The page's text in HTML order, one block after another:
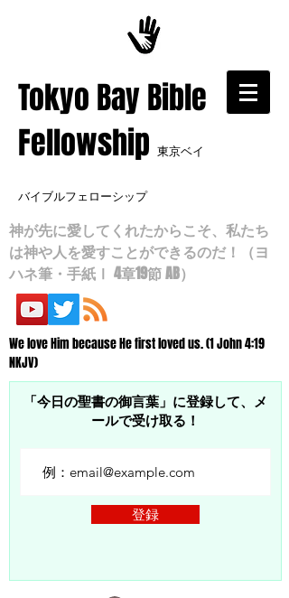
​Tokyo Bay Bible
Fellowship 東京ベイ
バイブルフェローシップ
神が先に愛してくれたからこそ、私たち
は神や人を愛すことができるのだ！（ヨ
ハネ筆・手紙Ⅰ 4章19節 AB）
We love Him because He first loved us. (1 John 4:19
NKJV)
「今日の聖書の御言葉」に登録して、メ
ールで受け取る！
登録